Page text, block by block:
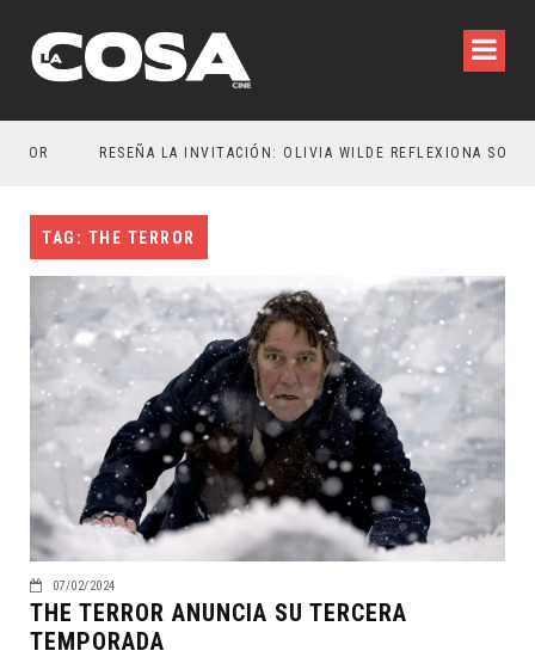
TAG: THE TERROR
07/02/2024
THE TERROR ANUNCIA SU TERCERA
TEMPORADA